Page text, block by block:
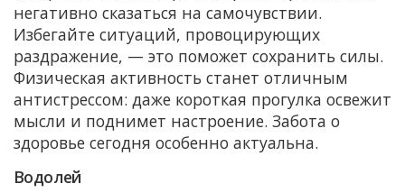
негативно сказаться на самочувствии.
Избегайте ситуаций, провоцирующих
раздражение, — это поможет сохранить силы.
Физическая активность станет отличным
антистрессом: даже короткая прогулка освежит
мысли и поднимет настроение. Забота о
здоровье сегодня особенно актуальна.
Водолей